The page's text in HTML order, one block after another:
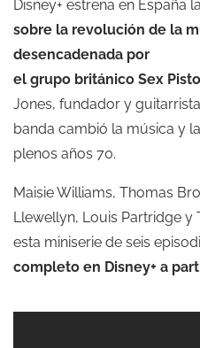
Disney+ estrena en España
sobre la revolución de la
desencadenada por
el grupo británico Sex
Jones, fundador y
banda cambió la música y
plenos años 70.
Maisie Williams, Thomas
Llewellyn, Louis Partridge
esta miniserie de seis
completo en Disney+ a